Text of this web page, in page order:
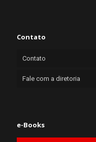
Contato
Contato
Fale com a diretoria
e-Books